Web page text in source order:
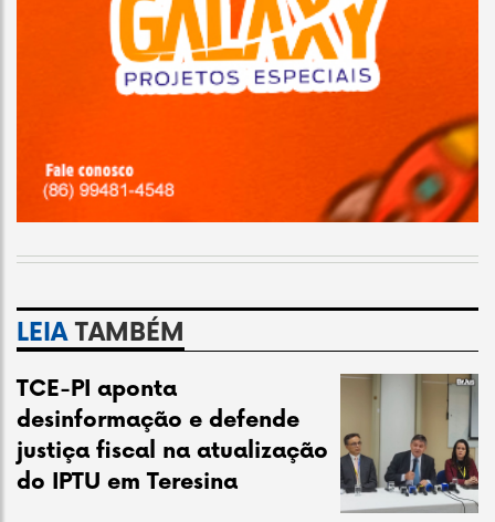
LEIATAMBÉM
TCE-PI aponta
desinformação e defende
justiça fiscal na atualização
do IPTU em Teresina